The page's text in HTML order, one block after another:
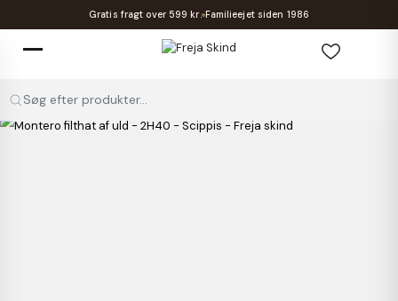
Gratis fragt over 599 kr. Familieejet siden 1986
Søg efter produkter...